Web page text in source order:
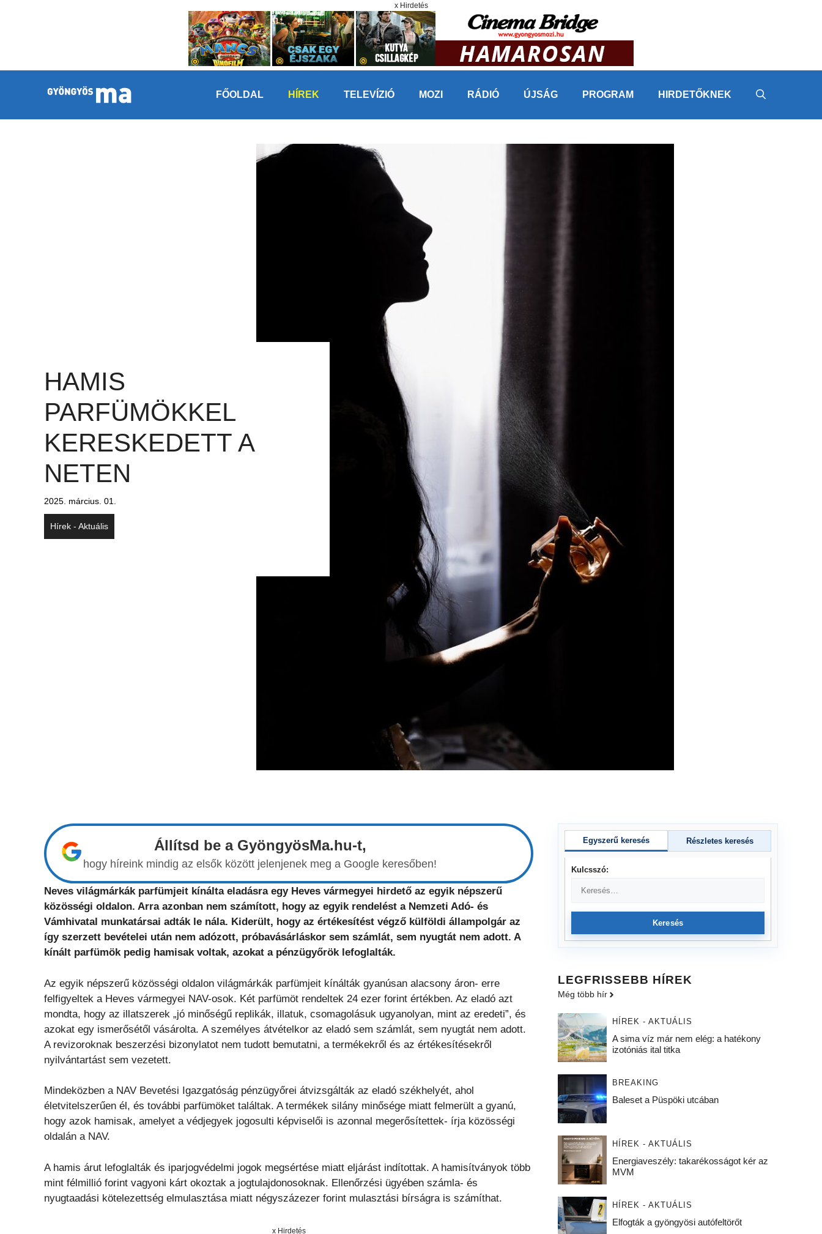
x Hirdetés
FŐOLDAL HÍREK TELEVÍZIÓ MOZI RÁDIÓ ÚJSÁG PROGRAM HIRDETŐKNEK
HAMIS
PARFÜMÖKKEL
KERESKEDETT A
NETEN
2025. március. 01.
Hírek - Aktuális
Állítsd be a GyöngyösMa.hu-t,
hogy híreink mindig az elsők között jelenjenek meg a Google keresőben!
Neves világmárkák parfümjeit kínálta eladásra egy Heves vármegyei hirdető az egyik népszerű
közösségi oldalon. Arra azonban nem számított, hogy az egyik rendelést a Nemzeti Adó- és
Vámhivatal munkatársai adták le nála. Kiderült, hogy az értékesítést végző külföldi állampolgár az
így szerzett bevételei után nem adózott, próbavásárláskor sem számlát, sem nyugtát nem adott. A
kínált parfümök pedig hamisak voltak, azokat a pénzügyőrök lefoglalták.
Az egyik népszerű közösségi oldalon világmárkák parfümjeit kínálták gyanúsan alacsony áron- erre
felfigyeltek a Heves vármegyei NAV-osok. Két parfümöt rendeltek 24 ezer forint értékben. Az eladó azt
mondta, hogy az illatszerek „jó minőségű replikák, illatuk, csomagolásuk ugyanolyan, mint az eredeti”, és
azokat egy ismerősétől vásárolta. A személyes átvételkor az eladó sem számlát, sem nyugtát nem adott.
A revizoroknak beszerzési bizonylatot nem tudott bemutatni, a termékekről és az értékesítésekről
nyilvántartást sem vezetett.
Mindeközben a NAV Bevetési Igazgatóság pénzügyőrei átvizsgálták az eladó székhelyét, ahol
életvitelszerűen él, és további parfümöket találtak. A termékek silány minősége miatt felmerült a gyanú,
hogy azok hamisak, amelyet a védjegyek jogosulti képviselői is azonnal megerősítettek- írja közösségi
oldalán a NAV.
A hamis árut lefoglalták és iparjogvédelmi jogok megsértése miatt eljárást indítottak. A hamisítványok több
mint félmillió forint vagyoni kárt okoztak a jogtulajdonosoknak. Ellenőrzési ügyében számla- és
nyugtaadási kötelezettség elmulasztása miatt négyszázezer forint mulasztási bírságra is számíthat.
x Hirdetés
Egyszerű keresés Részletes keresés
Kulcsszó:
Keresés
LEGFRISSEBB HÍREK
Még több hír
HÍREK - AKTUÁLIS
A sima víz már nem elég: a hatékony
izotóniás ital titka
BREAKING
Baleset a Püspöki utcában
HÍREK - AKTUÁLIS
Energiaveszély: takarékosságot kér az
MVM
HÍREK - AKTUÁLIS
Elfogták a gyöngyösi autófeltörőt